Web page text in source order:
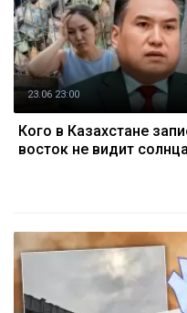
23.06 23:00
Кого в Казахстане
восток не видит